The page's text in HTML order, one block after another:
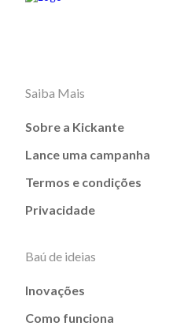
Saiba Mais
Sobre a Kickante
Lance uma campanha
Termos e condições
Privacidade
Baú de ideias
Inovações
Como funciona